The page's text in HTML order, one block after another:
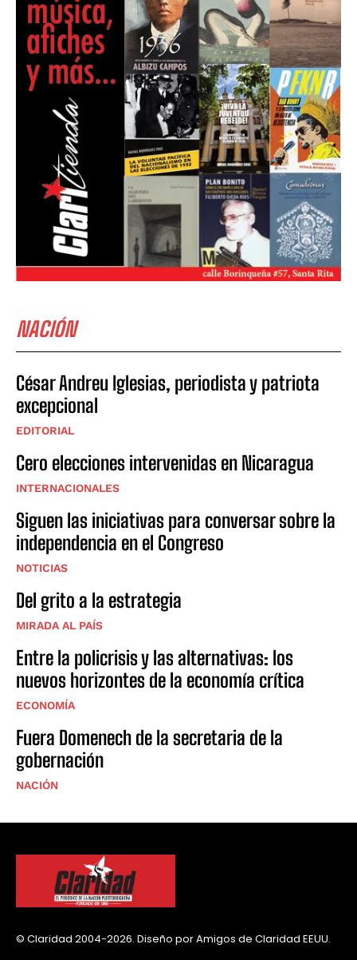
NACIÓN
César Andreu Iglesias, periodista y patriota
excepcional
EDITORIAL
Cero elecciones intervenidas en Nicaragua
INTERNACIONALES
Siguen las iniciativas para conversar sobre la
independencia en el Congreso
NOTICIAS
Del grito a la estrategia
MIRADA AL PAÍS
Entre la policrisis y las alternativas: los
nuevos horizontes de la economía crítica
ECONOMÍA
Fuera Domenech de la secretaria de la
gobernación
NACIÓN
© Claridad 2004-2026. Diseño por Amigos de Claridad EEUU.